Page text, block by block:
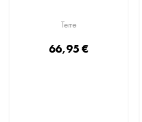
Terre
66,95 €